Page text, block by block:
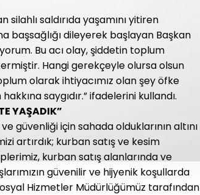
saldırıda yaşamını yitiren
başsağlığı dileyerek başlayan Başkan
Bu acı olay, şiddetin toplum
Hangi gerekçeyle olursa olsun
olarak ihtiyacımız olan şey öfke
saygıdır.” ifadelerini kullandı.
YAŞADIK”
güvenliği için sahada olduklarının altını
artırdık; kurban satış ve kesim
kurban satış alanlarında ve
güvenilir ve hijyenik koşullarda
Hizmetler Müdürlüğümüz tarafından